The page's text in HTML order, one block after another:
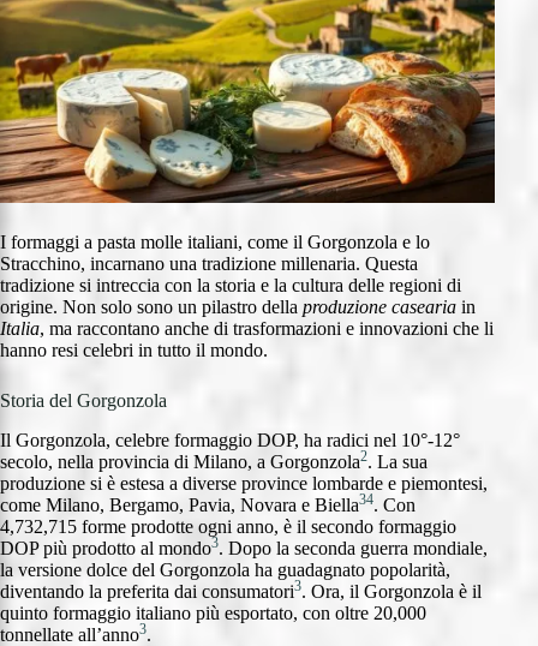
I formaggi a pasta molle italiani, come il Gorgonzola e lo
Stracchino, incarnano una tradizione millenaria. Questa
tradizione si intreccia con la storia e la cultura delle regioni di
origine. Non solo sono un pilastro della produzione casearia in
Italia, ma raccontano anche di trasformazioni e innovazioni che li
hanno resi celebri in tutto il mondo.
Storia del Gorgonzola
Il Gorgonzola, celebre formaggio DOP, ha radici nel 10°-12°
secolo, nella provincia di Milano, a Gorgonzola2. La sua
produzione si è estesa a diverse province lombarde e piemontesi,
come Milano, Bergamo, Pavia, Novara e Biella34. Con
4,732,715 forme prodotte ogni anno, è il secondo formaggio
DOP più prodotto al mondo3. Dopo la seconda guerra mondiale,
la versione dolce del Gorgonzola ha guadagnato popolarità,
diventando la preferita dai consumatori3. Ora, il Gorgonzola è il
quinto formaggio italiano più esportato, con oltre 20,000
tonnellate all’anno3.